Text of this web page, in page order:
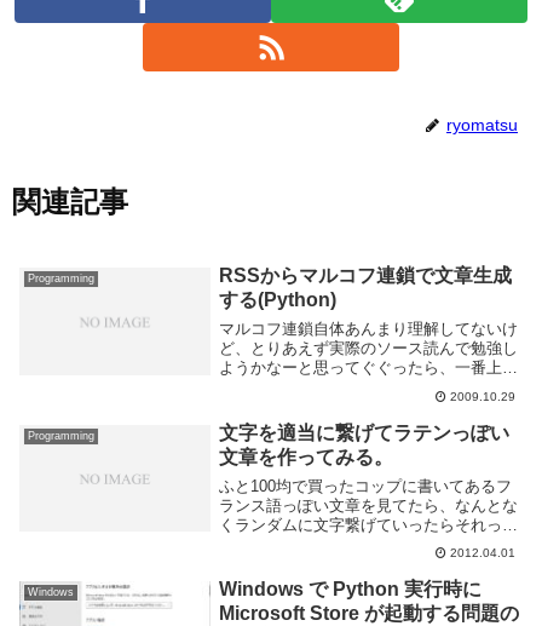
ryomatsu
関連記事
Programming
RSSからマルコフ連鎖で文章生成
する(Python)
マルコフ連鎖自体あんまり理解してないけ
ど、とりあえず実際のソース読んで勉強し
ようかなーと思ってぐぐったら、一番上に
出てきたページが繋がらなかったので、キ
ャッシュからソースコードを拾ってそれを
Pythonに移植してちょっといじってみた。
可変変...
2009.10.29
Programming
文字を適当に繋げてラテンっぽい
文章を作ってみる。
ふと100均で買ったコップに書いてあるフ
ランス語っぽい文章を見てたら、なんとな
くランダムに文字繋げていったらそれっぽ
い文章になるのではないかと思い立ってス
クリプト書いてためしてみた。どうせ英語
以外の外国語わからないし。各文字の出現
率は下記U...
2012.04.01
Windows
Windows で Python 実行時に
Microsoft Store が起動する問題の